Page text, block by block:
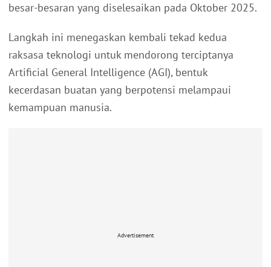
besar-besaran yang diselesaikan pada Oktober 2025.
Langkah ini menegaskan kembali tekad kedua
raksasa teknologi untuk mendorong terciptanya
Artificial General Intelligence (AGI), bentuk
kecerdasan buatan yang berpotensi melampaui
kemampuan manusia.
Advertisement